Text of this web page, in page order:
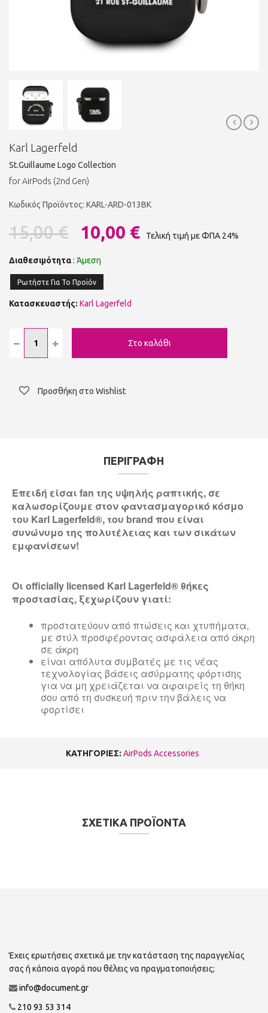
Karl Lagerfeld
St.Guillaume Logo Collection
for AirPods (2nd Gen)
Κωδικός Προϊόντος: KARL-ARD-013BK
15,00 € 10,00 € Τελική τιμή με ΦΠΑ 24%
Διαθεσιμότητα: Άμεση
Ρωτήστε Για Το Προϊόν
Κατασκευαστής: Karl Lagerfeld
Προσθήκη στο Wishlist
ΠΕΡΙΓΡΑΦΗ
Επειδή είσαι fan της υψηλής ραπτικής, σε
καλωσορίζουμε στον φαντασμαγορικό κόσμο
του Karl Lagerfeld®, του brand που είναι
συνώνυμο της πολυτέλειας και των σικάτων
εμφανίσεων!
Οι officially licensed Karl Lagerfeld® θήκες
προστασίας, ξεχωρίζουν γιατί:
προστατεύουν από πτώσεις και χτυπήματα,
με στύλ προσφέροντας ασφάλεια από άκρη
σε άκρη
είναι απόλυτα συμβατές με τις νέας
τεχνολογίας βάσεις ασύρματης φόρτισης
για να μη χρειάζεται να αφαιρείς τη θήκη
σου από τη συσκευή πριν την βάλεις να
φορτίσει
ΚΑΤΗΓΟΡΙΕΣ: AirPods Accessories
ΣΧΕΤΙΚΑ ΠΡΟΪΟΝΤΑ
Έχεις ερωτήσεις σχετικά με την κατάσταση της παραγγελίας
σας ή κάποια αγορά που θέλεις να πραγματοποιήσεις;
info@document.gr
210 93 53 314